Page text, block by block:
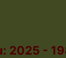
2025 -